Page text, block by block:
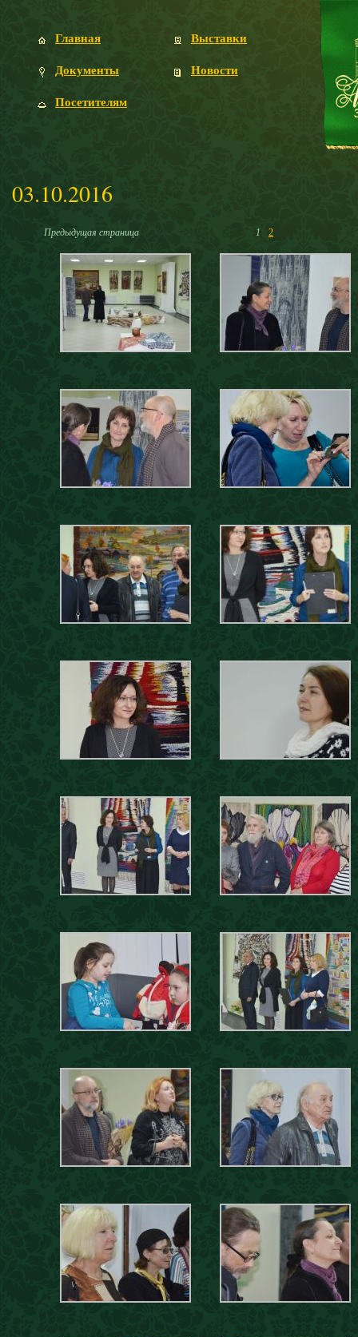
Главная
Документы
Посетителям
Выставки
Новости
03.10.2016
Предыдущая страница 1 2